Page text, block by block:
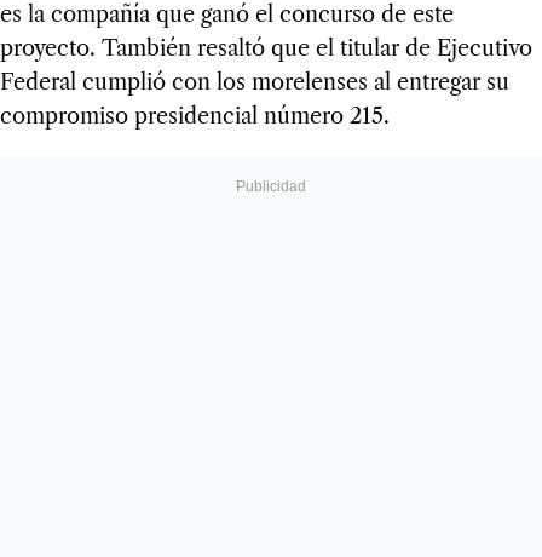
es la compañía que ganó el concurso de este
proyecto. También resaltó que el titular de Ejecutivo
Federal cumplió con los morelenses al entregar su
compromiso presidencial número 215.